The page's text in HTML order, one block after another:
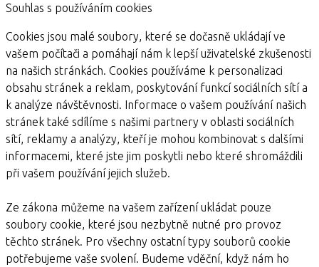
Souhlas s používáním cookies
Cookies jsou malé soubory, které se dočasně ukládají ve
vašem počítači a pomáhají nám k lepší uživatelské zkušenosti
na našich stránkách. Cookies používáme k personalizaci
obsahu stránek a reklam, poskytování funkcí sociálních sítí a
k analýze návštěvnosti. Informace o vašem používání našich
stránek také sdílíme s našimi partnery v oblasti sociálních
sítí, reklamy a analýzy, kteří je mohou kombinovat s dalšími
informacemi, které jste jim poskytli nebo které shromáždili
při vašem používání jejich služeb.
Ze zákona můžeme na vašem zařízení ukládat pouze
soubory cookie, které jsou nezbytně nutné pro provoz
těchto stránek. Pro všechny ostatní typy souborů cookie
potřebujeme vaše svolení. Budeme vděční, když nám ho